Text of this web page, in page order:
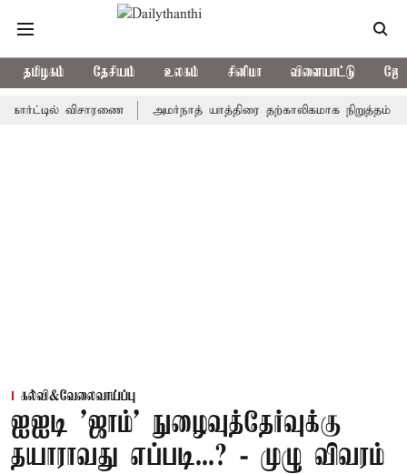
தமிழகம் தேசியம் உலகம் சினிமா விளையாட்டு
விசாரணை அமர்நாத் யாத்திரை தற்காலிகமாக நிறுத்தம்
கல்வி&வேலைவாய்ப்பு
ஐஐடி ’ஜாம்’ நுழைவுத்தேர்வுக்கு
தயாராவது எப்படி...? - முழு விவரம்